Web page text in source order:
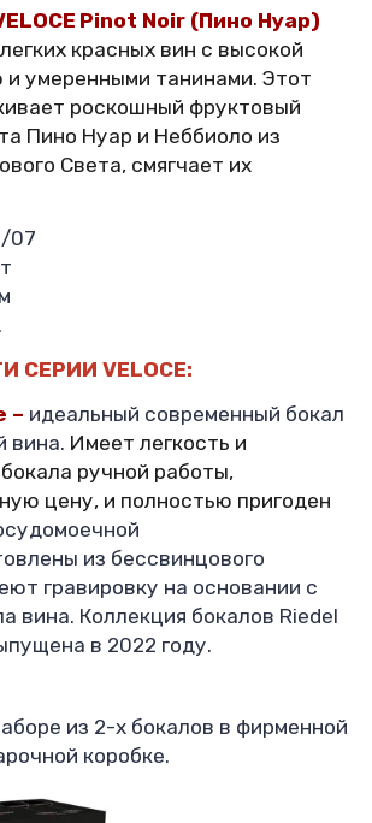
Pinot Noir (Пино Нуар)
красных вин с высокой
и умеренными танинами. Этот
роскошный фруктовый
Пино Нуар и Неббиоло из
Света, смягчает их
07
СЕРИИ VELOCE:
– идеальный современный бокал
вина. Имеет легкость и
ручной работы,
цену, и полностью пригоден
из бессвинцового
гравировку на основании с
вина. Коллекция бокалов Riedel
в 2022 году.
из 2-х бокалов в фирменной
коробке.